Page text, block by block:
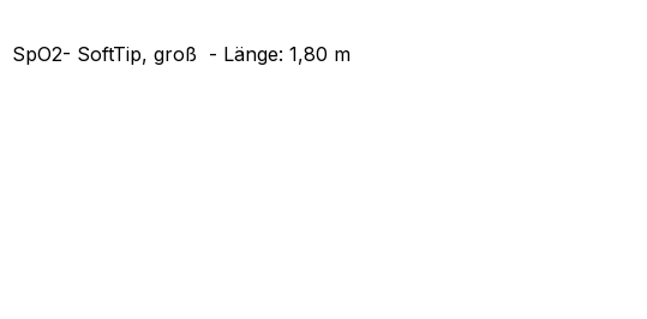
SpO2- SoftTip, groß - Länge: 1,80 m